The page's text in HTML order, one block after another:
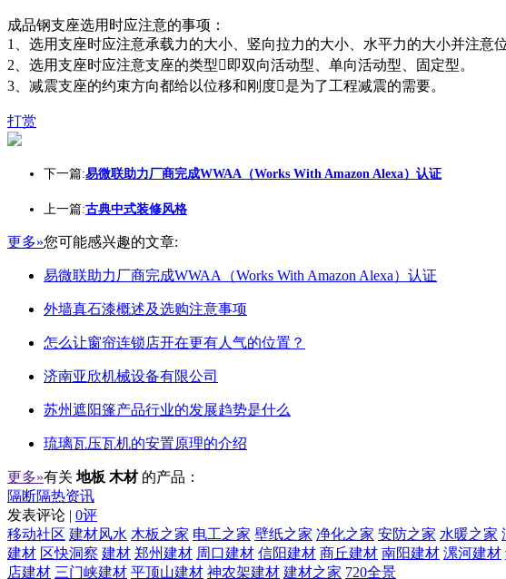
成品钢支座选用时应注意的事项：
1、选用支座时应注意承载力的大小、竖向拉力的大小、水平力的大小并注意
2、选用支座时应注意支座的类型即双向活动型、单向活动型、固定型。
3、减震支座的约束方向都给以位移和刚度是为了工程减震的需要。
打赏
下一篇:易微联助力厂商完成WWAA（Works With Amazon Alexa）认证
上一篇:古典中式装修风格
更多»您可能感兴趣的文章:
易微联助力厂商完成WWAA（Works With Amazon Alexa）认证
外墙真石漆概述及选购注意事项
怎么让窗帘连锁店开在更有人气的位置？
济南亚欣机械设备有限公司
苏州遮阳篷产品行业的发展趋势是什么
琉璃瓦压瓦机的安置原理的介绍
更多»有关 地板 木材 的产品：
隔断隔热资讯
发表评论 | 0评
移动社区 建材风水 木板之家 电工之家 壁纸之家 净化之家 安防之家 水暖之家
建材 区快洞察 建材 郑州建材 周口建材 信阳建材 商丘建材 南阳建材 漯河建材
店建材 三门峡建材 平顶山建材 神农架建材 建材之家 720全景